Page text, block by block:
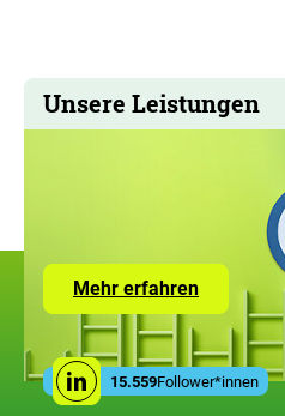
Unsere Leistungen
Mehr erfahrenZur
Seite
den
Leistungen
der
ZUG
Social
MediaLinkedin
15.559Follower*innen